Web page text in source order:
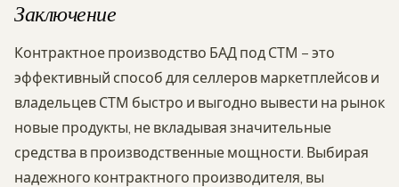
Заключение
Контрактное производство БАД под СТМ – это
эффективный способ для селлеров маркетплейсов и
владельцев СТМ быстро и выгодно вывести на рынок
новые продукты, не вкладывая значительные
средства в производственные мощности. Выбирая
надежного контрактного производителя, вы